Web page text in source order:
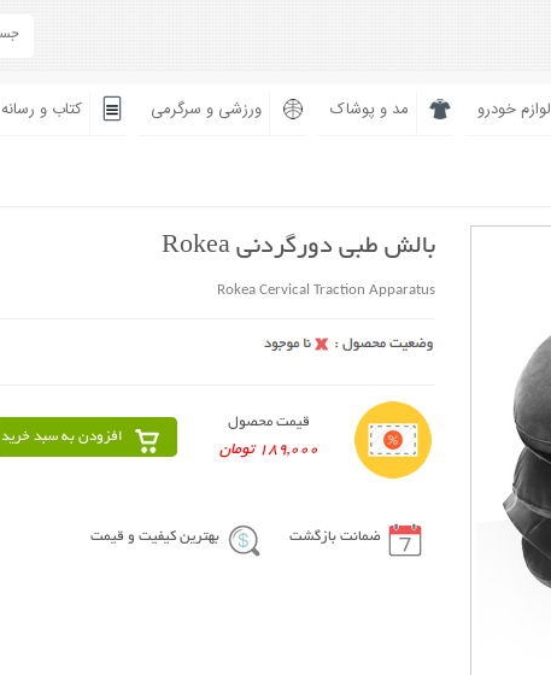
لوازم خودرو مد و پوشاک ورزشی و سرگرمی کتاب و رسانه
بالش طبی دورگردنی Rokea
Rokea Cervical Traction Apparatus
قیمت محصول
189,000 تومان
افزودن به سبد خرید
ضمانت بازگشت بهترین کیفیت و قیمت